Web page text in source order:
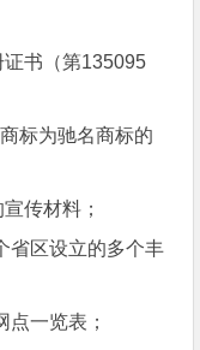
书（第135095
标为驰名商标的
传材料；
区设立的多个丰
一览表；